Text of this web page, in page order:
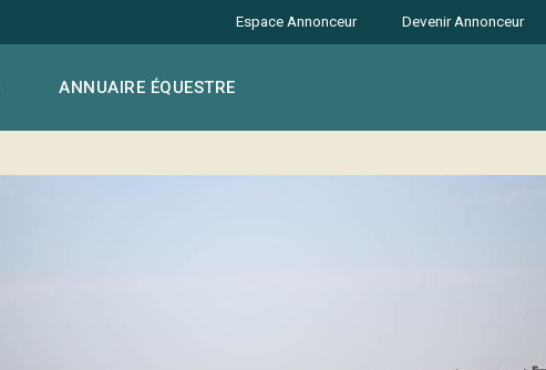
ANNUAIRE ÉQUESTRE
Espace Annonceur Devenir Annonceur